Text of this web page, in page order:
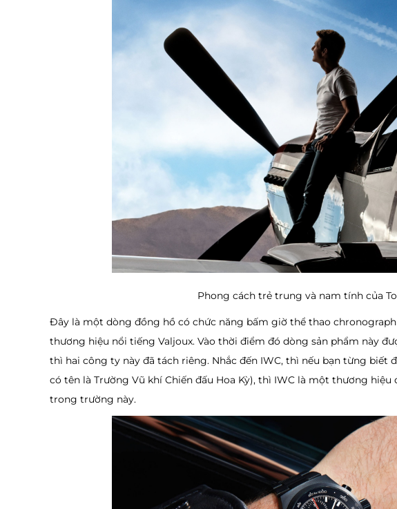
Phong cách trẻ trung và nam tính của
Đây là một dòng đồng hồ có chức năng bấm giờ thể thao
thương hiệu nổi tiếng Valjoux. Vào thời điểm đó dòng sản phẩm này
thì hai công ty này đã tách riêng. Nhắc đến IWC, thì nếu bạn từng biết
có tên là Trường Vũ khí Chiến đấu Hoa Kỳ), thì IWC là một thương
trong trường này.